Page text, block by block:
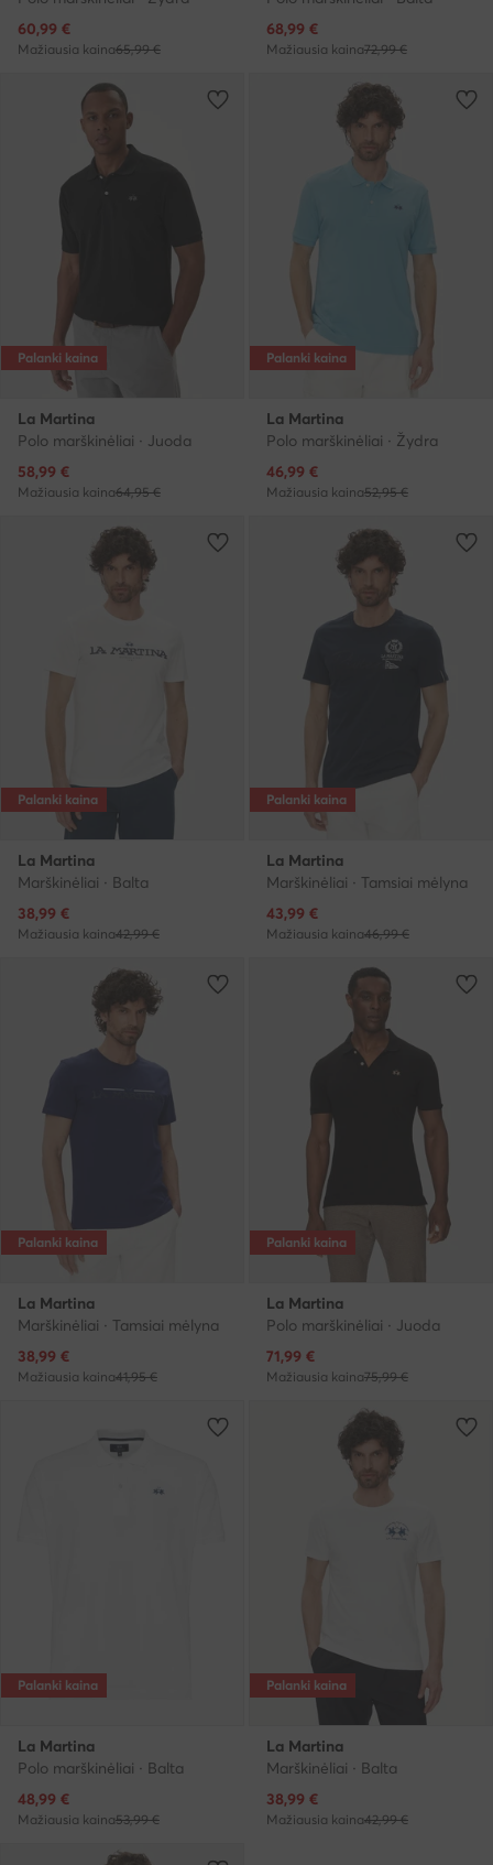
Dabartinė kaina
60,99 €
Mažiausia kaina65,99 €
Dabartinė kaina
68,99 €
Mažiausia kaina72,99 €
Palanki kaina
La Martina
Polo marškinėliai · Juoda
Dabartinė kaina
58,99 €
Mažiausia kaina64,95 €
Palanki kaina
La Martina
Polo marškinėliai · Žydra
Dabartinė kaina
46,99 €
Mažiausia kaina52,95 €
Palanki kaina
La Martina
Marškinėliai · Balta
Dabartinė kaina
38,99 €
Mažiausia kaina42,99 €
Palanki kaina
La Martina
Marškinėliai · Tamsiai mėlyna
Dabartinė kaina
43,99 €
Mažiausia kaina46,99 €
Palanki kaina
La Martina
Marškinėliai · Tamsiai mėlyna
Dabartinė kaina
38,99 €
Mažiausia kaina41,95 €
Palanki kaina
La Martina
Polo marškinėliai · Juoda
Dabartinė kaina
71,99 €
Mažiausia kaina75,99 €
Palanki kaina
La Martina
Polo marškinėliai · Balta
Dabartinė kaina
48,99 €
Mažiausia kaina53,99 €
Palanki kaina
La Martina
Marškinėliai · Balta
Dabartinė kaina
38,99 €
Mažiausia kaina42,99 €